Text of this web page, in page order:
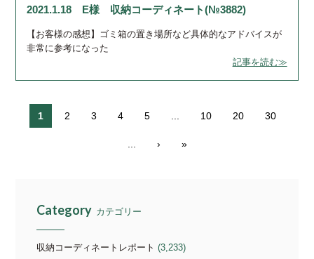
2021.1.18 E様 収納コーディネート(№3882)
【お客様の感想】ゴミ箱の置き場所など具体的なアドバイスが
非常に参考になった
記事を読む≫
1 2 3 4 5 10 20 30
› »
Category カテゴリー
収納コーディネートレポート (3,233)